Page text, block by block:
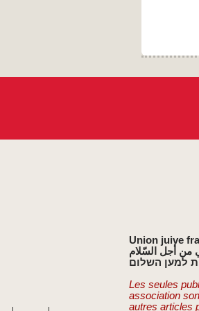
Union juive
من أجل السّلام
למען השלום
Les seules
association
autres articles